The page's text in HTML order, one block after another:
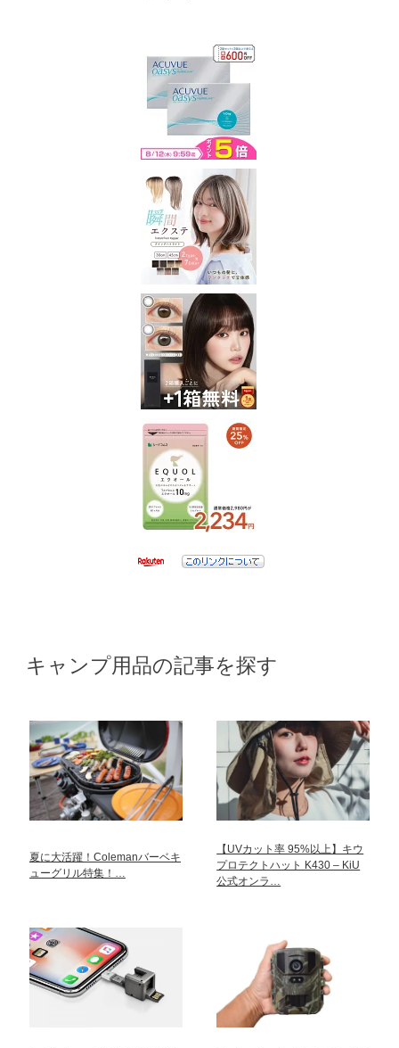
キャンプ用品の記事を探す
夏に大活躍！Colemanバーベキ
ューグリル特集！…
【UVカット率 95%以上】キウ
プロテクトハット K430 – KiU
公式オンラ…